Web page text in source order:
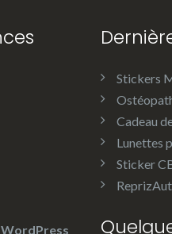
WordPress
Stickers
Cadeau
Lunettes
Sticker